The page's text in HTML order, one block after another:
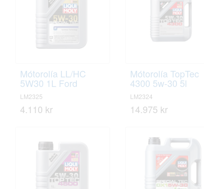
Mótorolía LL/HC
5W30 1L Ford
LM2325
4.110 kr
Mótorolía TopTec
4300 5w-30 5l
LM2324
14.975 kr